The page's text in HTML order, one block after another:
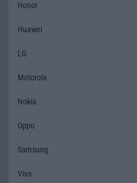
Honor
Huawei
LG
Motorola
Nokia
Oppo
Samsung
Vivo